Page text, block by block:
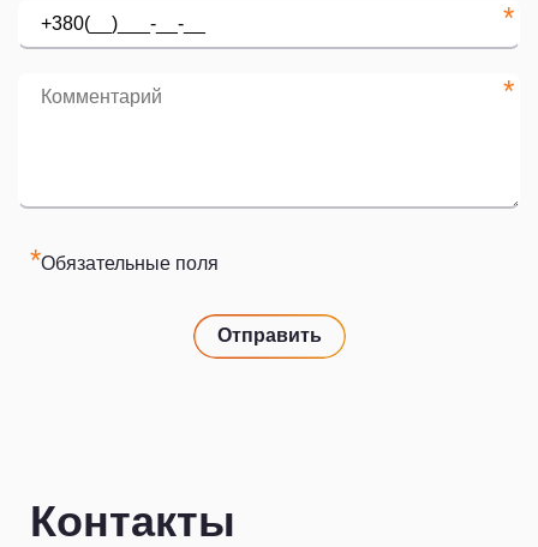
*
*
*Обязательные поля
Отправить
Контакты